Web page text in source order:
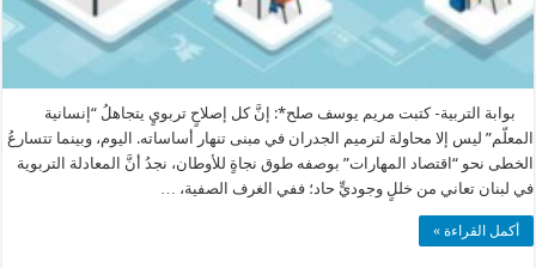
​ بوابة التربية- كتبت ​مريم يوسف صلح*: إنَّ كل إصلاحٍ تربويٍ يتجاهلُ “إنسانية
المعلّم” ليس إلا محاولة لترميم الجدران في مبنى تنهار أساساته. اليوم، وبينما تتسارعُ
الخطى نحو “اقتصاد المهارات” بوصفه طوق نجاةٍ للأوطان، نجدُ أنَّ المعادلة التربوية
في لبنان تعاني من خللٍ وجوديٍّ حاد؛ ففي الغرف الصفية، …
أكمل القراءة »